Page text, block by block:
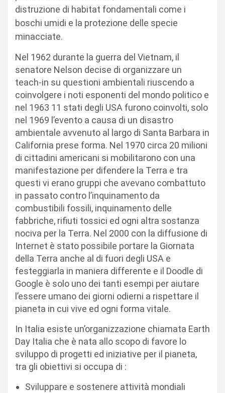
distruzione di habitat fondamentali come i
boschi umidi e la protezione delle specie
minacciate.
Nel 1962 durante la guerra del Vietnam, il
senatore Nelson decise di organizzare un
teach-in su questioni ambientali riuscendo a
coinvolgere i noti esponenti del mondo politico e
nel 1963 11 stati degli USA furono coinvolti, solo
nel 1969 l’evento a causa di un disastro
ambientale avvenuto al largo di Santa Barbara in
California prese forma. Nel 1970 circa 20 milioni
di cittadini americani si mobilitarono con una
manifestazione per difendere la Terra e tra
questi vi erano gruppi che avevano combattuto
in passato contro l’inquinamento da
combustibili fossili, inquinamento delle
fabbriche, rifiuti tossici ed ogni altra sostanza
nociva per la Terra. Nel 2000 con la diffusione di
Internet è stato possibile portare la Giornata
della Terra anche al di fuori degli USA e
festeggiarla in maniera differente e il Doodle di
Google è solo uno dei tanti esempi per aiutare
l’essere umano dei giorni odierni a rispettare il
pianeta in cui vive ed ogni forma vitale.
In Italia esiste un’organizzazione chiamata Earth
Day Italia che è nata allo scopo di favore lo
sviluppo di progetti ed iniziative per il pianeta,
tra gli obiettivi si occupa di :
Sviluppare e sostenere attività mondiali